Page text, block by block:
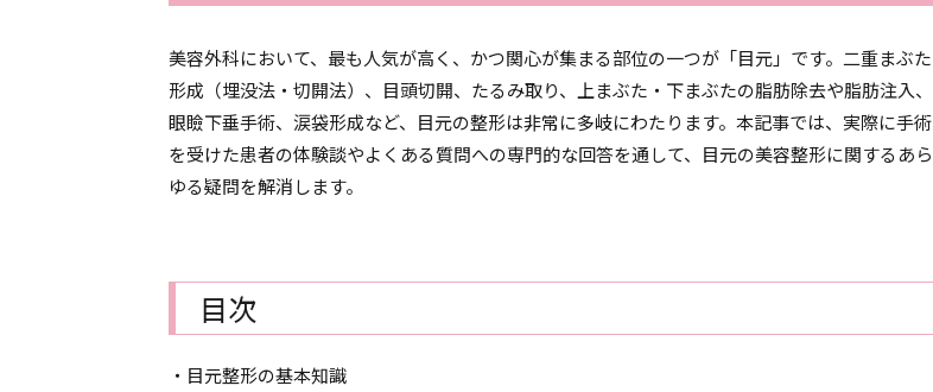
美容外科において、最も人気が高く、かつ関心が集まる部位の一つが「目元」です。二重まぶた
形成（埋没法・切開法）、目頭切開、たるみ取り、上まぶた・下まぶたの脂肪除去や脂肪注入、
眼瞼下垂手術、涙袋形成など、目元の整形は非常に多岐にわたります。本記事では、実際に手術
を受けた患者の体験談やよくある質問への専門的な回答を通して、目元の美容整形に関するあら
ゆる疑問を解消します。
目次
・目元整形の基本知識